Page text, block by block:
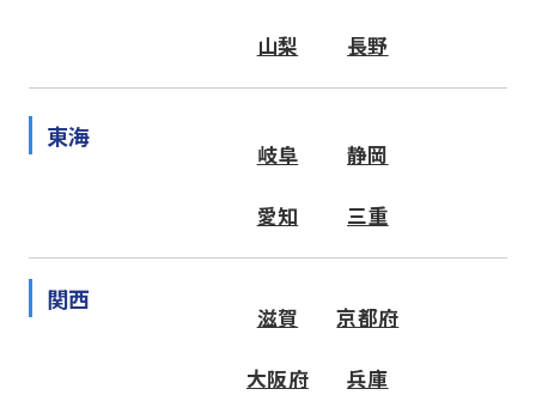
山梨 長野
東海
岐阜 静岡
愛知 三重
関西
滋賀 京都府
大阪府 兵庫